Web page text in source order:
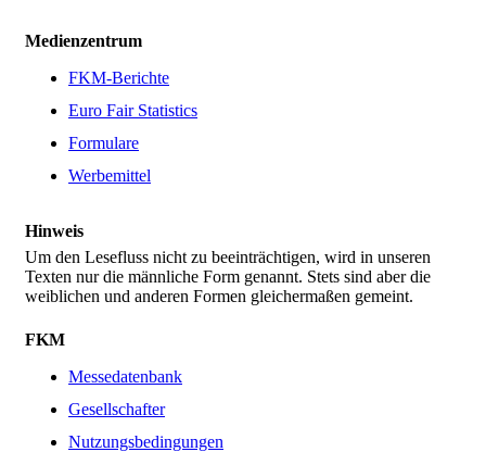
Medienzentrum
FKM-Berichte
Euro Fair Statistics
Formulare
Werbemittel
Hinweis
Um den Lesefluss nicht zu beeinträchtigen, wird in unseren
Texten nur die männliche Form genannt. Stets sind aber die
weiblichen und anderen Formen gleichermaßen gemeint.
FKM
Messedatenbank
Gesellschafter
Nutzungsbedingungen